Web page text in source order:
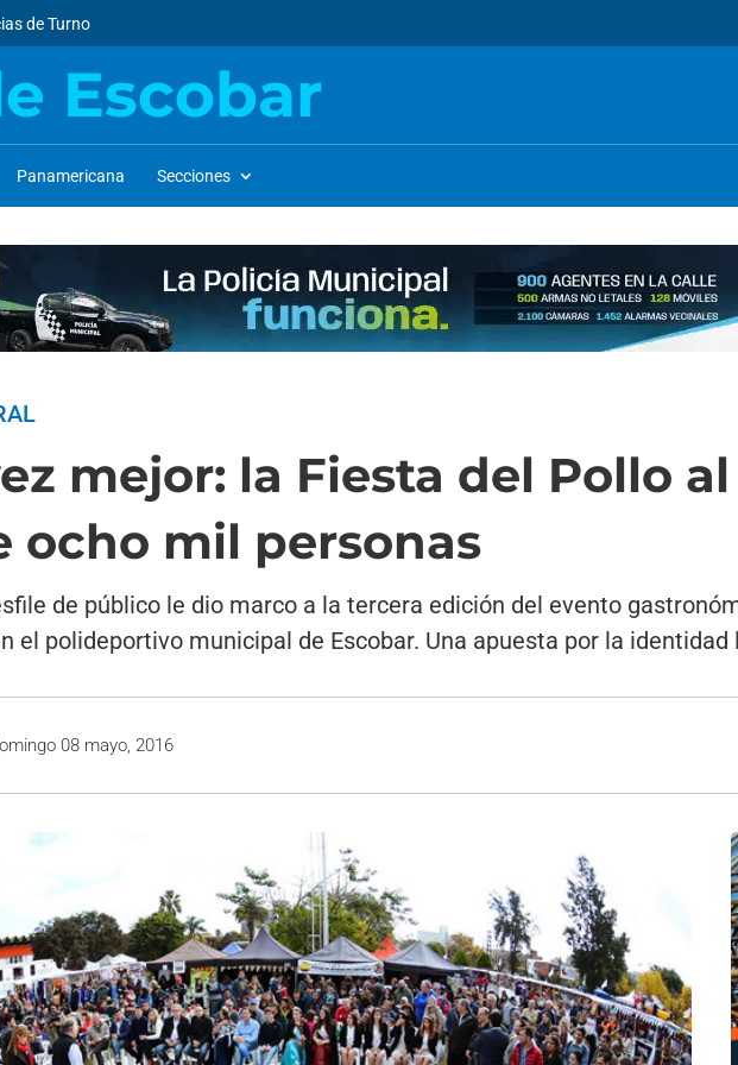
de Turno
Escobar
Panamericana Secciones
mejor: la Fiesta del Pollo
ocho mil personas
de público le dio marco a la tercera edición del evento
el polideportivo municipal de Escobar. Una apuesta por la identidad
08 mayo, 2016